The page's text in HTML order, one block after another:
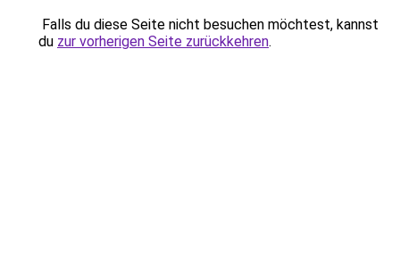
Falls du diese Seite nicht besuchen möchtest, kannst
du zur vorherigen Seite zurückkehren.